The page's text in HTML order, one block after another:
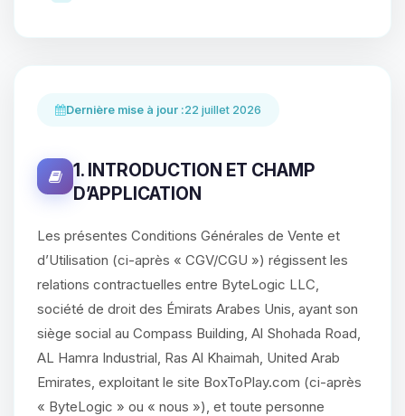
Dernière mise à jour :22 juillet 2026
1. INTRODUCTION ET CHAMP
D’APPLICATION
Les présentes Conditions Générales de Vente et
d’Utilisation (ci-après « CGV/CGU ») régissent les
relations contractuelles entre ByteLogic LLC,
société de droit des Émirats Arabes Unis, ayant son
siège social au Compass Building, Al Shohada Road,
AL Hamra Industrial, Ras Al Khaimah, United Arab
Emirates, exploitant le site BoxToPlay.com (ci-après
« ByteLogic » ou « nous »), et toute personne